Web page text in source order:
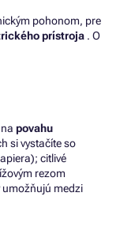
pohonom, pre
prístroja . O
povahu
sivystačíteso
citlivé
rezom
medzi